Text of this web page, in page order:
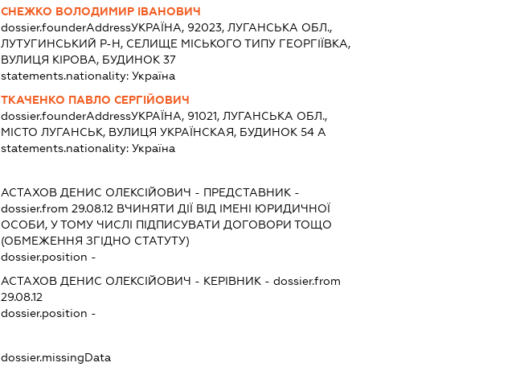
СНЕЖКО ВОЛОДИМИР ІВАНОВИЧ
dossier.founderAddressУКРАЇНА, 92023, ЛУГАНСЬКА ОБЛ.,
ЛУТУГИНСЬКИЙ Р-Н, СЕЛИЩЕ МІСЬКОГО ТИПУ ГЕОРГІЇВКА,
ВУЛИЦЯ КІРОВА, БУДИНОК 37
statements.nationality: Україна
ТКАЧЕНКО ПАВЛО СЕРГІЙОВИЧ
dossier.founderAddressУКРАЇНА, 91021, ЛУГАНСЬКА ОБЛ.,
МІСТО ЛУГАНСЬК, ВУЛИЦЯ УКРАЇНСКАЯ, БУДИНОК 54 А
statements.nationality: Україна
АСТАХОВ ДЕНИС ОЛЕКСІЙОВИЧ - ПРЕДСТАВНИК -
dossier.from 29.08.12 ВЧИНЯТИ ДІЇ ВІД ІМЕНІ ЮРИДИЧНОЇ
ОСОБИ, У ТОМУ ЧИСЛІ ПІДПИСУВАТИ ДОГОВОРИ ТОЩО
(ОБМЕЖЕННЯ ЗГІДНО СТАТУТУ)
dossier.position -
АСТАХОВ ДЕНИС ОЛЕКСІЙОВИЧ - КЕРІВНИК - dossier.from
29.08.12
dossier.position -
dossier.missingData